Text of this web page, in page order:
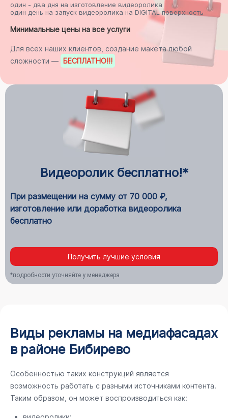
один - два дня на изготовление видеоролика
один день на запуск видеоролика на DIGITAL поверхность
Минимальные цены на все услуги
Для всех наших клиентов, создание макета любой
сложности — БЕСПЛАТНО!!!
Видеоролик бесплатно!*
При размещении на сумму от 70 000 ₽,
изготовление или доработка видеоролика
бесплатно
Получить лучшие условия
*подробности уточняйте у менеджера
Виды рекламы на медиафасадах
в районе Бибирево
Особенностью таких конструкций является
возможность работать с разными источниками контента.
Таким образом, он может воспроизводиться как: